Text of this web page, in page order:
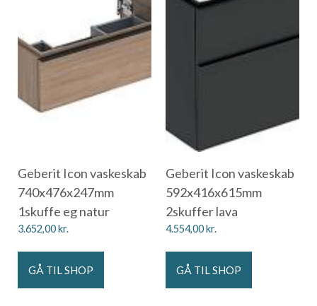
Geberit Icon vaskeskab
740x476x247mm
1skuffe eg natur
3.652,00kr.
GÅ TIL SHOP
Geberit Icon vaskeskab
592x416x615mm
2skuffer lava
4.554,00kr.
GÅ TIL SHOP